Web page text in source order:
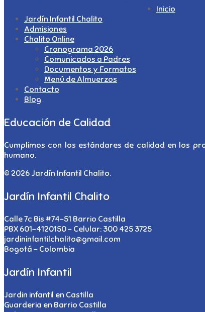
Inicio
Jardín Infantil Chalito
Admisiones
Chalito Online
Cronograma 2026
Comunicados a Padres
Documentos y Formatos
Menú de Almuerzos
Contacto
Blog
Educación de Calidad
Cumplimos con los estándares de calidad en los
humano.
© 2026 Jardín Infantil Chalito.
Jardín Infantil Chalito
Calle 7c Bis #74-51 Barrio Castilla
PBX 601-4120150 - Celular: 300 425 3725
jardininfantilchalito@gmail.com
Bogotá - Colombia
Jardín Infantil
Jardin infantil en Castilla
Guarderia en Barrio Castilla